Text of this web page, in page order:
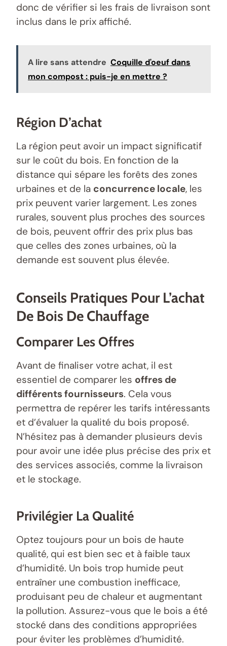
donc de vérifier si les frais de livraison sont
inclus dans le prix affiché.
A lire sans attendre Coquille d'oeuf dans
mon compost : puis-je en mettre ?
Région D’achat
La région peut avoir un impact significatif
sur le coût du bois. En fonction de la
distance qui sépare les forêts des zones
urbaines et de la concurrence locale, les
prix peuvent varier largement. Les zones
rurales, souvent plus proches des sources
de bois, peuvent offrir des prix plus bas
que celles des zones urbaines, où la
demande est souvent plus élevée.
Conseils Pratiques Pour L’achat
De Bois De Chauffage
Comparer Les Offres
Avant de finaliser votre achat, il est
essentiel de comparer les offres de
différents fournisseurs. Cela vous
permettra de repérer les tarifs intéressants
et d’évaluer la qualité du bois proposé.
N’hésitez pas à demander plusieurs devis
pour avoir une idée plus précise des prix et
des services associés, comme la livraison
et le stockage.
Privilégier La Qualité
Optez toujours pour un bois de haute
qualité, qui est bien sec et à faible taux
d’humidité. Un bois trop humide peut
entraîner une combustion inefficace,
produisant peu de chaleur et augmentant
la pollution. Assurez-vous que le bois a été
stocké dans des conditions appropriées
pour éviter les problèmes d’humidité.